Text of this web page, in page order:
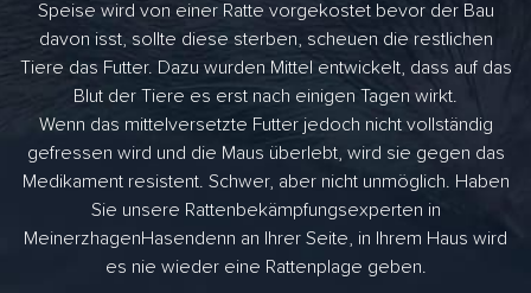
Speise wird von einer Ratte vorgekostet bevor der Bau
davon isst, sollte diese sterben, scheuen die restlichen
Tiere das Futter. Dazu wurden Mittel entwickelt, dass auf das
Blut der Tiere es erst nach einigen Tagen wirkt.
Wenn das mittelversetzte Futter jedoch nicht vollständig
gefressen wird und die Maus überlebt, wird sie gegen das
Medikament resistent. Schwer, aber nicht unmöglich. Haben
Sie unsere Rattenbekämpfungsexperten in
MeinerzhagenHasendenn an Ihrer Seite, in Ihrem Haus wird
es nie wieder eine Rattenplage geben.